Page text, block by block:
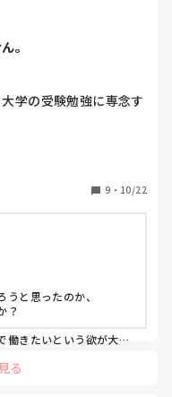
。
学の受験勉強に専念す
り、美容クリニックや
が大きくなっていま
生活は無駄では？と思
行った際大学受験のた
で挑戦するの凄いよ！｣
美容看護師になりまし
っぱり養護教諭になる
9 ・ 10/22
と思ったのか、
？
働きたいという欲が大き
る